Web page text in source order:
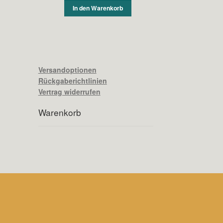
In den Warenkorb
Versandoptionen
Rückgaberichtlinien
Vertrag widerrufen
Warenkorb